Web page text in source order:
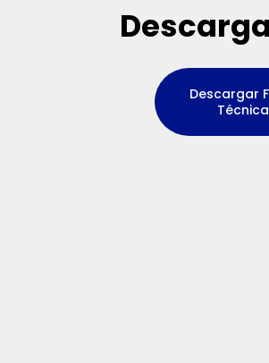
Descargar
Técnica